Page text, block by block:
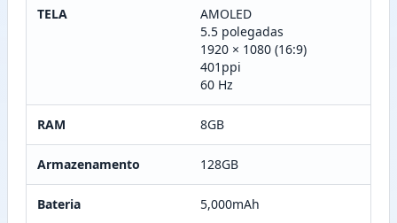
TELA
AMOLED
5.5 polegadas
1920 × 1080 (16:9)
401ppi
60 Hz
RAM 8GB
Armazenamento 128GB
Bateria 5,000mAh